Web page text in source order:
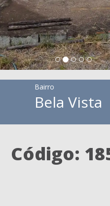
Bairro
Bela Vista
Código: